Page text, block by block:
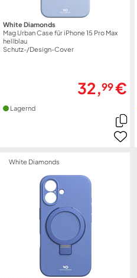
White Diamonds
Mag Urban Case für iPhone 15 Pro Max
hellblau
Schutz-/Design-Cover
32,99€
Lagernd
White Diamonds